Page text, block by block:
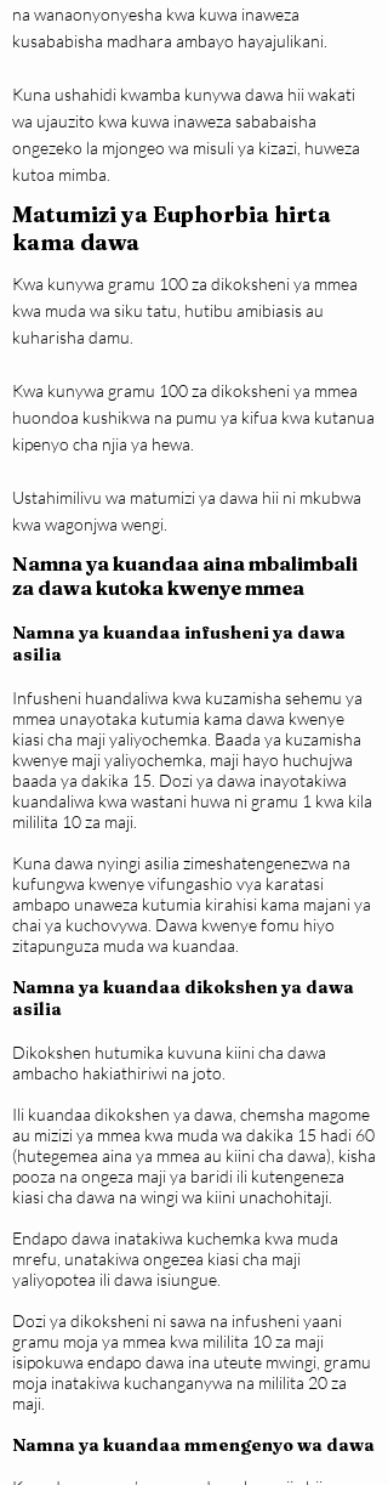
na wanaonyonyesha kwa kuwa inaweza
kusababisha madhara ambayo hayajulikani.
Kuna ushahidi kwamba kunywa dawa hii wakati
wa ujauzito kwa kuwa inaweza sababaisha
ongezeko la mjongeo wa misuli ya kizazi, huweza
kutoa mimba.
Matumizi ya Euphorbia hirta
kama dawa
Kwa kunywa gramu 100 za dikoksheni ya mmea
kwa muda wa siku tatu, hutibu amibiasis au
kuharisha damu.
Kwa kunywa gramu 100 za dikoksheni ya mmea
huondoa kushikwa na pumu ya kifua kwa kutanua
kipenyo cha njia ya hewa.
Ustahimilivu wa matumizi ya dawa hii ni mkubwa
kwa wagonjwa wengi.
Namna ya kuandaa aina mbalimbali
za dawa kutoka kwenye mmea
Namna ya kuandaa infusheni ya dawa
asilia
Infusheni huandaliwa kwa kuzamisha sehemu ya
mmea unayotaka kutumia kama dawa kwenye
kiasi cha maji yaliyochemka. Baada ya kuzamisha
kwenye maji yaliyochemka, maji hayo huchujwa
baada ya dakika 15. Dozi ya dawa inayotakiwa
kuandaliwa kwa wastani huwa ni gramu 1 kwa kila
mililita 10 za maji.
Kuna dawa nyingi asilia zimeshatengenezwa na
kufungwa kwenye vifungashio vya karatasi
ambapo unaweza kutumia kirahisi kama majani ya
chai ya kuchovywa. Dawa kwenye fomu hiyo
zitapunguza muda wa kuandaa.
Namna ya kuandaa dikokshen ya dawa
asilia
Dikokshen hutumika kuvuna kiini cha dawa
ambacho hakiathiriwi na joto.
Ili kuandaa dikokshen ya dawa, chemsha magome
au mizizi ya mmea kwa muda wa dakika 15 hadi 60
(hutegemea aina ya mmea au kiini cha dawa), kisha
pooza na ongeza maji ya baridi ili kutengeneza
kiasi cha dawa na wingi wa kiini unachohitaji.
Endapo dawa inatakiwa kuchemka kwa muda
mrefu, unatakiwa ongezea kiasi cha maji
yaliyopotea ili dawa isiungue.
Dozi ya dikoksheni ni sawa na infusheni yaani
gramu moja ya mmea kwa mililita 10 za maji
isipokuwa endapo dawa ina uteute mwingi, gramu
moja inatakiwa kuchanganywa na mililita 20 za
maji.
Namna ya kuandaa mmengenyo wa dawa